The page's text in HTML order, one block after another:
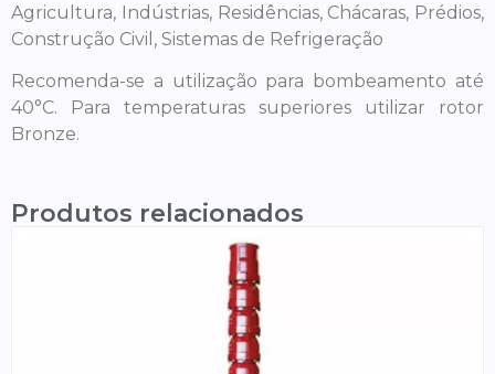
Agricultura, Indústrias, Residências, Chácaras, Prédios,
Construção Civil, Sistemas de Refrigeração
Recomenda-se a utilização para bombeamento até
40°C. Para temperaturas superiores utilizar rotor
Bronze.
Produtos relacionados